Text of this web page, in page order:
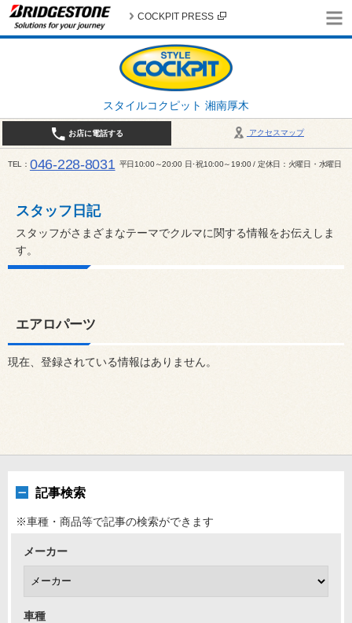
スタイルコクピット 湘南厚木
COCKPIT PRESS
アクセスマップ
お店に電話する
TEL 046-228-8031 平日10:00～20:00 日･祝10:00～19:00 / 定休日：火曜日・水曜日
スタッフ日記
スタッフがさまざまなテーマでクルマに関する情報をお伝えしま
す。
エアロパーツ
現在、登録されている情報はありません。
記事検索
※車種・商品等で記事の検索ができます
メーカー
車種